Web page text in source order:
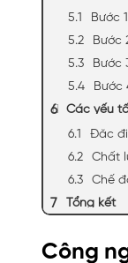
Bước
Bước
Bước
Bước
Các yếu
Đặc
Chất
Chế
Tổng kết
Công